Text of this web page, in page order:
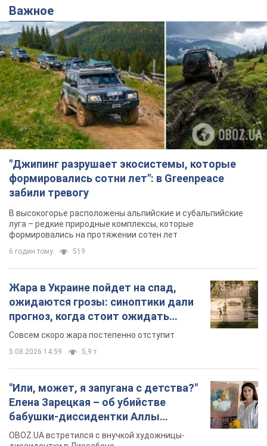
Важное
"Джипинг разрушает экосистемы, которые
формировались сотни лет": в Greenpeace
забили тревогу
В высокогорье расположены альпийские и субальпийские
луга – редкие природные комплексы, которые
формировались на протяжении сотен лет
6 годин тому 519
Жара в Украине пойдет на спад,
ожидаются грозы: синоптики дали
прогноз, когда стоит ожидать
изменения погоды
Совсем скоро жара постепенно отступит
5.08.2026 14:59 5,9 т.
"Или, может, я запугана с детства?"
Елена Зарецкая – об убийстве
бабушки-диссидентки Аллы
Горской, критике сына Стуса и
OBOZ.UA встретился с внучкой художницы-